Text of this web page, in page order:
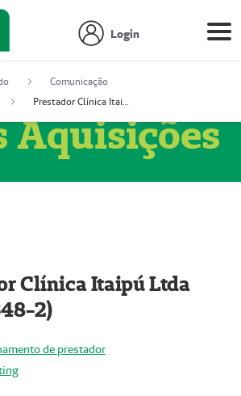
Login
Comunicação
Prestador Clínica Itaipú Ltda (51004348-2)
Aquisições
Clínica Itaipú Ltda
2)
de prestador